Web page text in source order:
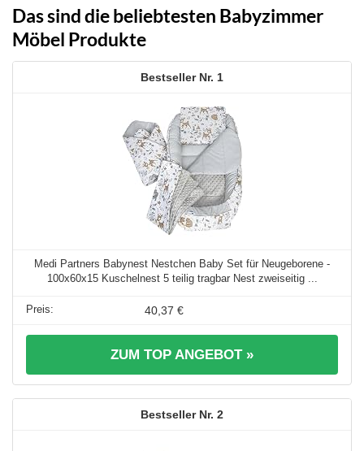
Das sind die beliebtesten Babyzimmer
Möbel Produkte
1
Medi Partners Babynest Nestchen Baby Set für Neugeborene -
100x60x15 Kuschelnest 5 teilig tragbar Nest zweiseitig ...
40,37 €
ZUM TOP ANGEBOT »
2